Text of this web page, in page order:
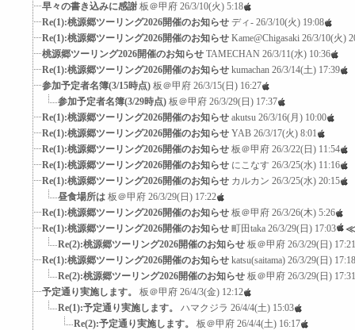
早々の書き込みに感謝 板＠甲府 26/3/10(火) 5:18
Re(1):桃源郷ツーリング2026開催のお知らせ ディ- 26/3/10(火) 19:08
Re(1):桃源郷ツーリング2026開催のお知らせ Kame@Chigasaki 26/3/10(火)
桃源郷ツーリング2026開催のお知らせ TAMECHAN 26/3/11(水) 10:36
Re(1):桃源郷ツーリング2026開催のお知らせ kumachan 26/3/14(土) 17:39
参加予定者名簿(3/15時点) 板＠甲府 26/3/15(日) 16:27
参加予定者名簿(3/29時点) 板＠甲府 26/3/29(日) 17:37
Re(1):桃源郷ツーリング2026開催のお知らせ akutsu 26/3/16(月) 10:00
Re(1):桃源郷ツーリング2026開催のお知らせ YAB 26/3/17(火) 8:01
Re(1):桃源郷ツーリング2026開催のお知らせ 板＠甲府 26/3/22(日) 11:54
Re(1):桃源郷ツーリング2026開催のお知らせ にこなす 26/3/25(水) 11:16
Re(1):桃源郷ツーリング2026開催のお知らせ カルカン 26/3/25(水) 20:15
昼食場所は 板＠甲府 26/3/29(日) 17:22
Re(1):桃源郷ツーリング2026開催のお知らせ 板＠甲府 26/3/26(木) 5:26
Re(1):桃源郷ツーリング2026開催のお知らせ 町田taka 26/3/29(日) 17:03 ≪
Re(2):桃源郷ツーリング2026開催のお知らせ 板＠甲府 26/3/29(日) 17:21
Re(1):桃源郷ツーリング2026開催のお知らせ katsu(saitama) 26/3/29(日) 17:18
Re(2):桃源郷ツーリング2026開催のお知らせ 板＠甲府 26/3/29(日) 17:31
予定通り実施します。
板＠甲府 26/4/3(金) 12:12
Re(1):予定通り実施します。
ハマクジラ 26/4/4(土) 15:03
Re(2):予定通り実施します。
板＠甲府 26/4/4(土) 16:17